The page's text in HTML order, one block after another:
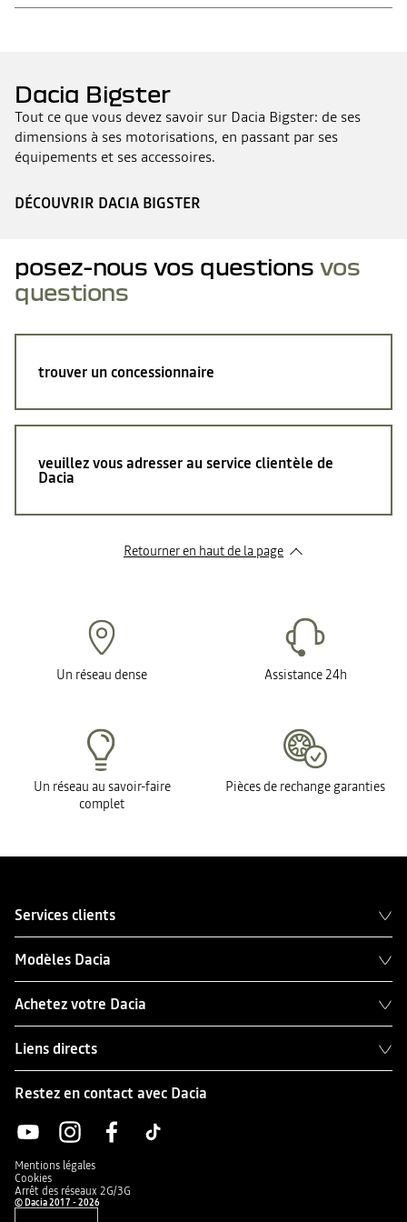
QUELS SONT LES PRINCIPAUX ÉQUIPEMENTS INTÉRIEURS DE
COMMENT ENTRETENIR VOTRE DACIA BIGSTER?
Dacia Bigster
Tout ce que vous devez savoir sur Dacia Bigster: de ses
dimensions à ses motorisations, en passant par ses
équipements et ses accessoires.
DÉCOUVRIR DACIA BIGSTER
posez-nous vos questions vos
questions
trouver un concessionnaire
veuillez vous adresser au service clientèle de
Dacia
Retourner en haut de la page
Un réseau dense Assistance 24h
Un réseau au savoir-faire
complet
Pièces de rechange garanties
Services clients
Modèles Dacia
Achetez votre Dacia
Liens directs
Restez en contact avec Dacia
Mentions légales
Cookies
Arrêt des réseaux 2G/3G
© Dacia 2017 - 2026